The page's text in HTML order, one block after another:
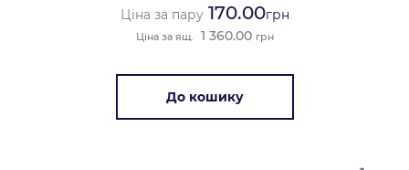
Ціна за пару170.00грн
Ціна за ящ. 1 360.00 грн
До кошику